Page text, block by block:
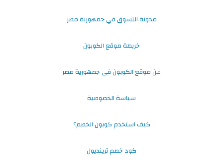
مدونة التسوق في جمهورية مصر
خريطة موقع الكوبون
عن موقع الكوبون في جمهورية مصر
سياسة الخصوصية
كيف استخدم كوبون الخصم؟
كود خصم ترينديول